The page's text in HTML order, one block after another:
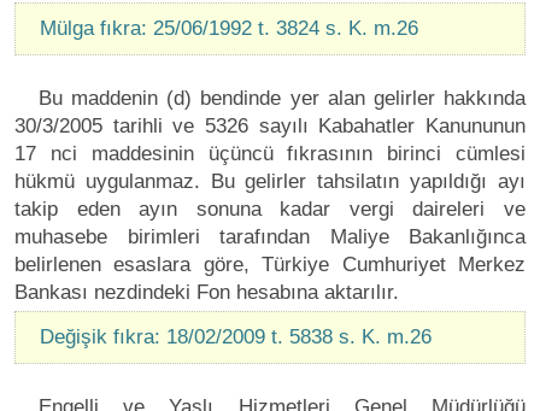
Mülga fıkra: 25/06/1992 t. 3824 s. K. m.26
Bu maddenin (d) bendinde yer alan gelirler hakkında
30/3/2005 tarihli ve 5326 sayılı Kabahatler Kanununun
17 nci maddesinin üçüncü fıkrasının birinci cümlesi
hükmü uygulanmaz. Bu gelirler tahsilatın yapıldığı ayı
takip eden ayın sonuna kadar vergi daireleri ve
muhasebe birimleri tarafından Maliye Bakanlığınca
belirlenen esaslara göre, Türkiye Cumhuriyet Merkez
Bankası nezdindeki Fon hesabına aktarılır.
Değişik fıkra: 18/02/2009 t. 5838 s. K. m.26